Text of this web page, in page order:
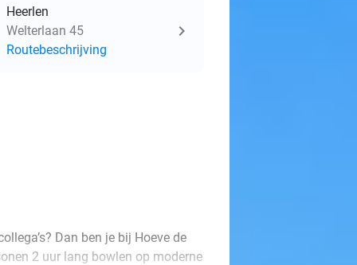
Heerlen
Welterlaan 45
Routebeschrijving
Dan ben je bij Hoeve de
2 uur lang bowlen op moderne